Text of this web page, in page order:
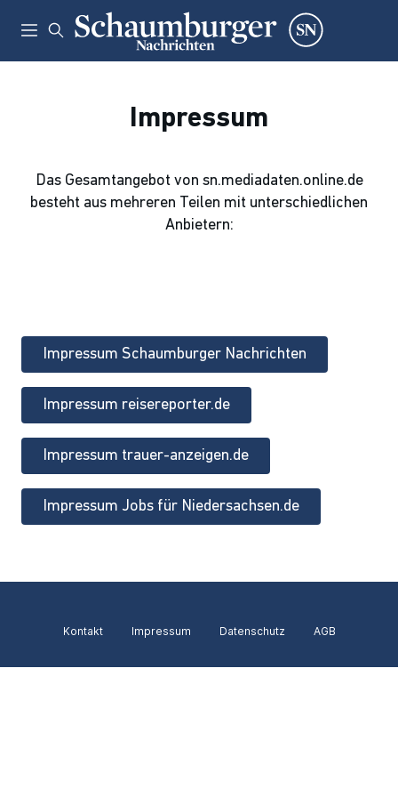
Impressum
Das Gesamtangebot von sn.mediadaten.online.de
besteht aus mehreren Teilen mit unterschiedlichen
Anbietern:
Impressum Schaumburger Nachrichten
Impressum reisereporter.de
Impressum trauer-anzeigen.de
Impressum Jobs für Niedersachsen.de
Kontakt Impressum Datenschutz AGB